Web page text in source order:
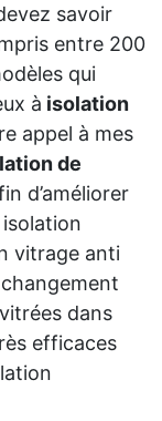
savoir
entre 200
qui
à isolation
appel à mes
de
d’améliorer
vitrage anti
dans
efficaces